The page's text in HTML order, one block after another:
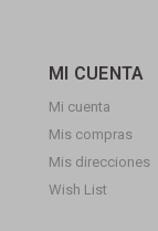
MI CUENTA
Mi cuenta
Mis compras
Mis direcciones
Wish List